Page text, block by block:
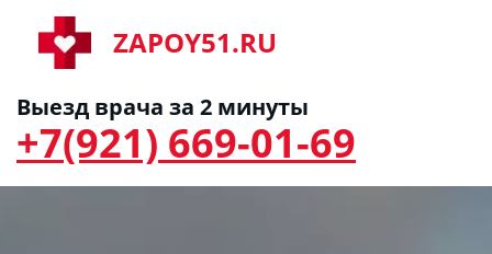
ZAPOY51.RU
Выезд врача за 2 минуты
+7(921) 669-01-69